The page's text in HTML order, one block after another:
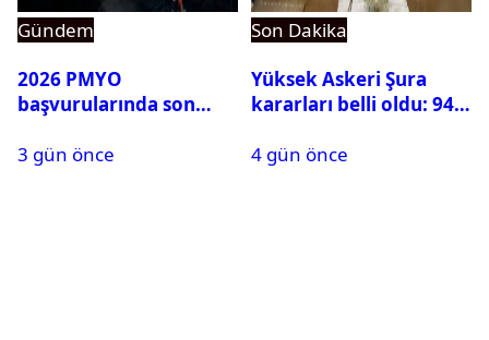
Gündem
2026 PMYO
başvurularında son
3 gün önce
Son Dakika
Yüksek Askeri Şura
kararları belli oldu: 94
4 gün önce